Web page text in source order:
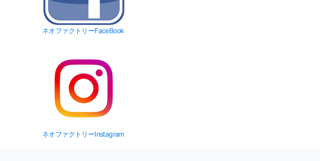
ネオファクトリーFaceBook
ネオファクトリーInstagram